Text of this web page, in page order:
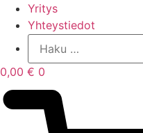
Yritys
Yhteystiedot
0,00 € 0